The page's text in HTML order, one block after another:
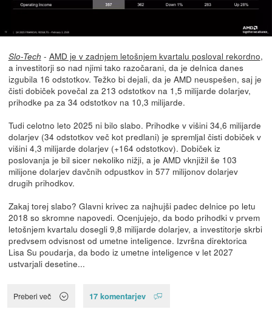
Slo-Tech - AMD je v zadnjem letošnjem kvartalu posloval rekordno,
a investitorji so nad njimi tako razočarani, da je delnica danes
izgubila 16 odstotkov. Težko bi dejali, da je AMD neuspešen, saj je
čisti dobiček povečal za 213 odstotkov na 1,5 milijarde dolarjev,
prihodke pa za 34 odstotkov na 10,3 milijarde.
Tudi celotno leto 2025 ni bilo slabo. Prihodke v višini 34,6 milijarde
dolarjev (34 odstotkov več kot predlani) je spremljal čisti dobiček v
višini 4,3 milijarde dolarjev (+164 odstotkov). Dobiček iz
poslovanja je bil sicer nekoliko nižji, a je AMD vknjižil še 103
milijone dolarjev davčnih odpustkov in 577 milijonov dolarjev
drugih prihodkov.
Zakaj torej slabo? Glavni krivec za najhujši padec delnice po letu
2018 so skromne napovedi. Ocenjujejo, da bodo prihodki v prvem
letošnjem kvartalu dosegli 9,8 milijarde dolarjev, a investitorje skrbi
predvsem odvisnost od umetne inteligence. Izvršna direktorica
Lisa Su poudarja, da bodo iz umetne inteligence v let 2027
ustvarjali desetine...
Preberi več 17 komentarjev